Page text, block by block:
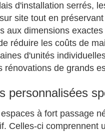
d'installation serrés,
site tout en
aux dimensions
réduire les coûts de
d'unités
rénovations de grands
personnalisées
à fort passage
Celles-ci comprennent